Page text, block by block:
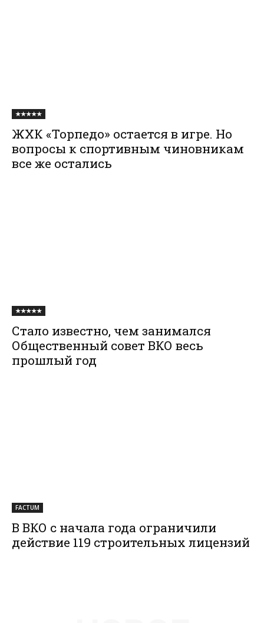
★★★★★
ЖХК «Торпедо» остается в игре. Но
вопросы к спортивным чиновникам
все же остались
★★★★★
Стало известно, чем занимался
Общественный совет ВКО весь
прошлый год
FACTUM
В ВКО с начала года ограничили
действие 119 строительных лицензий